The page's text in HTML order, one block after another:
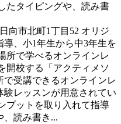
たタイピングや、読み書
向市北町1丁目52 オリジ
、小1年生から中3年生を
所で学べるオンラインレ
開校する「アクティメソ
受講できるオンラインレ
験レッスンが用意されてい
プットを取り入れて指導
、読み書き...